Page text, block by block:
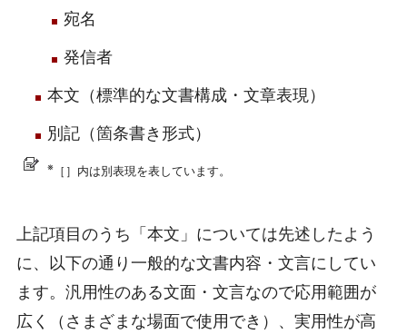
宛名
発信者
本文（標準的な文書構成・文章表現）
別記（箇条書き形式）
※ ［］内は別表現を表しています。
上記項目のうち「本文」については先述したよう
に、以下の通り一般的な文書内容・文言にしてい
ます。汎用性のある文面・文言なので応用範囲が
広く（さまざまな場面で使用でき）、実用性が高